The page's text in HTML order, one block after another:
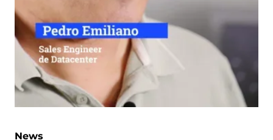
News